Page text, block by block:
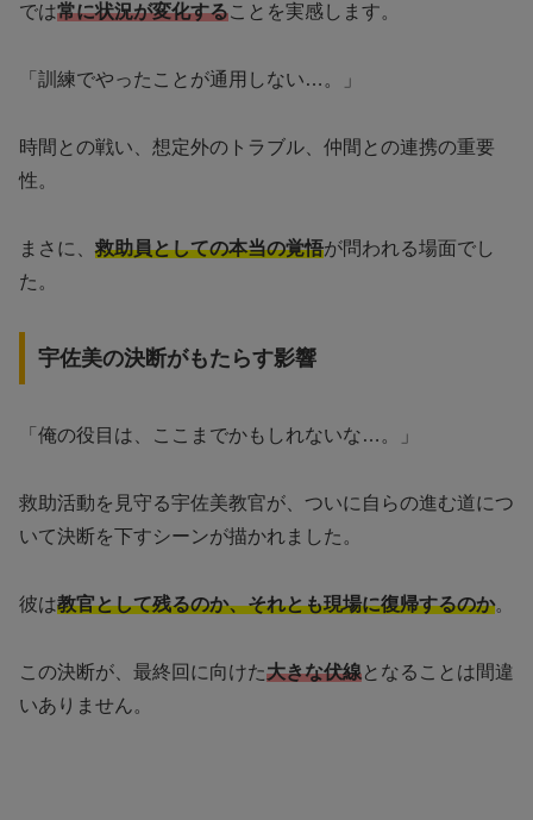
では常に状況が変化することを実感します。
「訓練でやったことが通用しない…。」
時間との戦い、想定外のトラブル、仲間との連携の重要
性。
まさに、 救助員としての本当の覚悟が問われる場面でし
た。
宇佐美の決断がもたらす影響
「俺の役目は、ここまでかもしれないな…。」
救助活動を見守る宇佐美教官が、ついに自らの進む道につ
いて決断を下すシーンが描かれました。
彼は教官として残るのか、それとも現場に復帰するのか。
この決断が、最終回に向けた大きな伏線となることは間違
いありません。